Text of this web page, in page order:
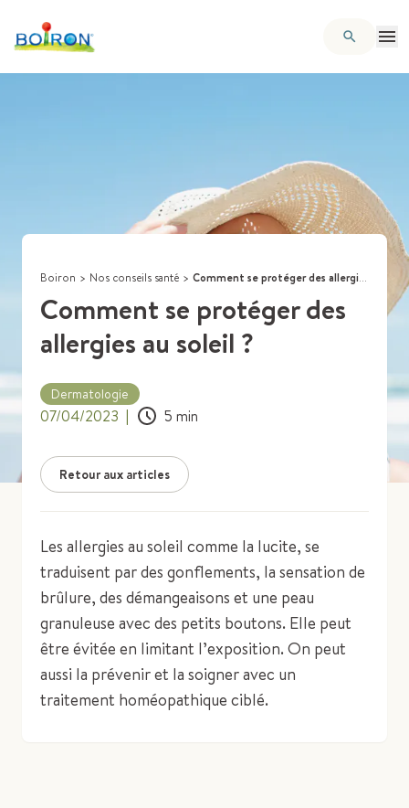
Boiron > Nos conseils santé > Comment se protéger des allergies au soleil ?
Comment se protéger des
allergies au soleil ?
Dermatologie
07/04/2023 | 5 min
Retour aux articles
Les allergies au soleil comme la lucite, se
traduisent par des gonflements, la sensation de
brûlure, des démangeaisons et une peau
granuleuse avec des petits boutons. Elle peut
être évitée en limitant l’exposition. On peut
aussi la prévenir et la soigner avec un
traitement homéopathique ciblé.